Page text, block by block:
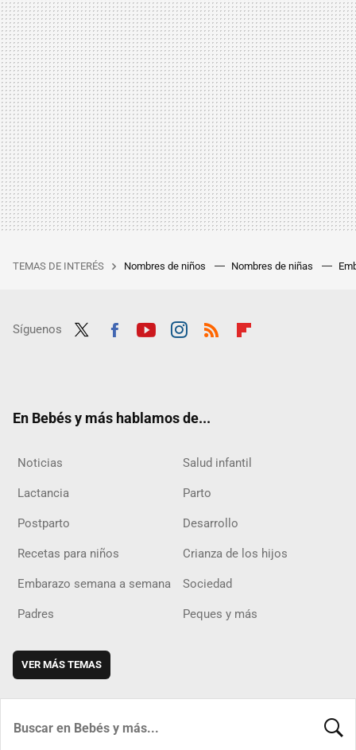
TEMAS DE INTERÉS Nombres de niños Nombres de niñas
Síguenos
En Bebés y más hablamos de...
Noticias Salud infantil
Lactancia Parto
Postparto Desarrollo
Recetas para niños Crianza de los hijos
Embarazo semana a semana Sociedad
Padres Peques y más
VER MÁS TEMAS